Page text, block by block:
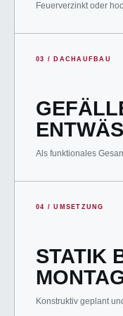
Feuerverzinkt oder
03 / DACHAUFBAU
Als funktionales
04 / UMSETZUNG
STATIK
Konstruktiv geplant